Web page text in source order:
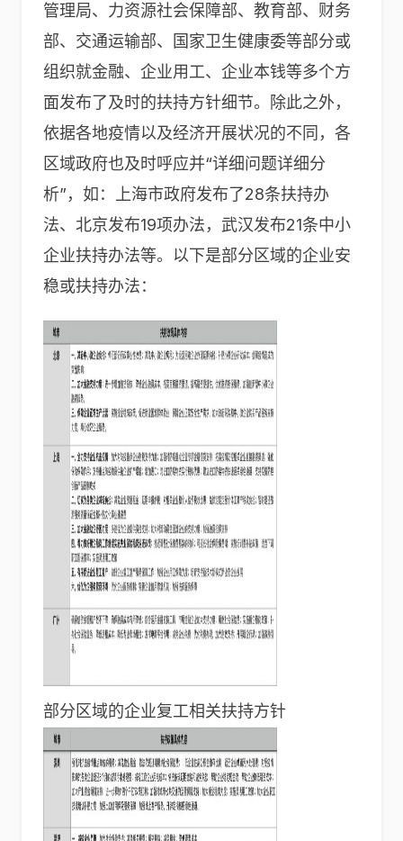
管理局、力资源社会保障部、教育部、财务
部、交通运输部、国家卫生健康委等部分或
组织就金融、企业用工、企业本钱等多个方
面发布了及时的扶持方针细节。除此之外，
依据各地疫情以及经济开展状况的不同，各
区域政府也及时呼应并“详细问题详细分
析”，如：上海市政府发布了28条扶持办
法、北京发布19项办法，武汉发布21条中小
企业扶持办法等。以下是部分区域的企业安
稳或扶持办法：
部分区域的企业复工相关扶持方针